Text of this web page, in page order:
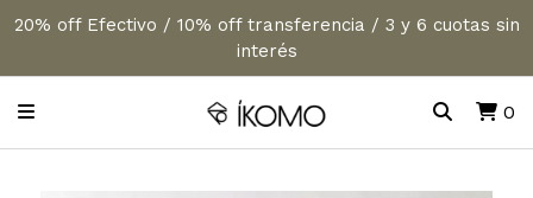
20% off Efectivo / 10% off transferencia / 3 y 6 cuotas sin
interés
0